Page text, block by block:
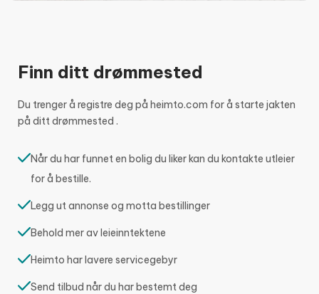
Finn ditt drømmested
Du trenger å registre deg på heimto.com for å starte jakten
på ditt drømmested .
Når du har funnet en bolig du liker kan du kontakte utleier
for å bestille.
Legg ut annonse og motta bestillinger
Behold mer av leieinntektene
Heimto har lavere servicegebyr
Send tilbud når du har bestemt deg